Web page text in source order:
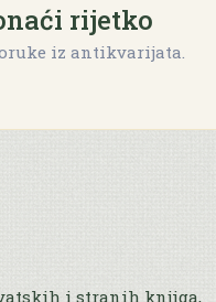
rijetko
iz antikvarijata.
i stranih knjiga,